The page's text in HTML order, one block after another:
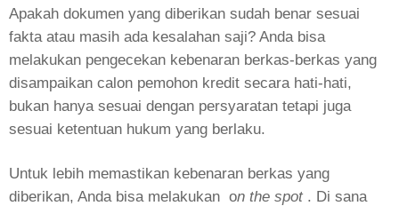
Apakah dokumen yang diberikan sudah benar sesuai
fakta atau masih ada kesalahan saji? Anda bisa
melakukan pengecekan kebenaran berkas-berkas yang
disampaikan calon pemohon kredit secara hati-hati,
bukan hanya sesuai dengan persyaratan tetapi juga
sesuai ketentuan hukum yang berlaku.
Untuk lebih memastikan kebenaran berkas yang
diberikan, Anda bisa melakukan on the spot. Di sana